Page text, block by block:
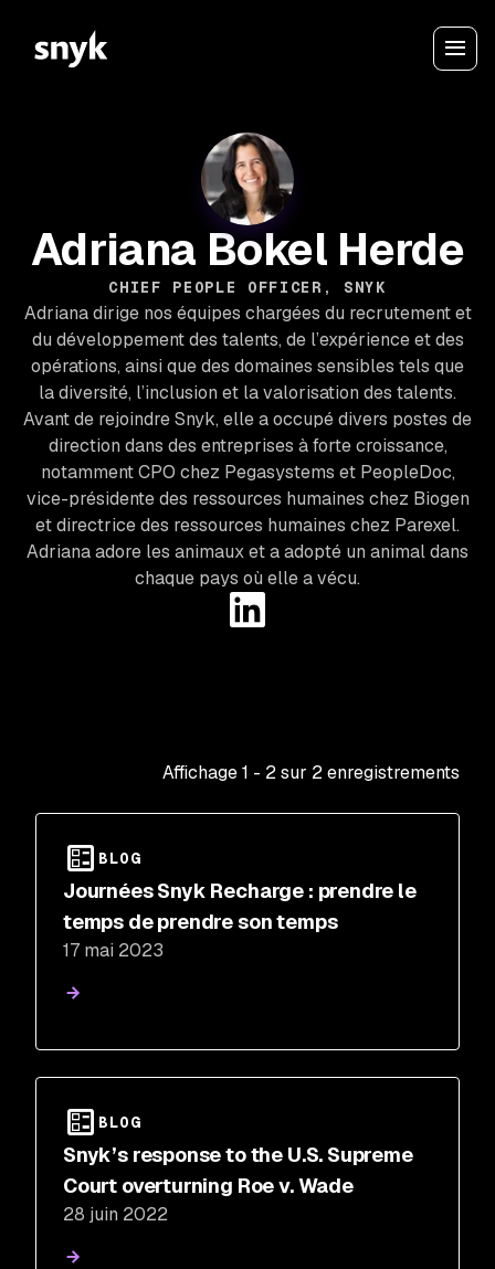
Adriana Bokel Herde
CHIEF PEOPLE OFFICER, SNYK
Adriana dirige nos équipes chargées du recrutement et
du développement des talents, de l’expérience et des
opérations, ainsi que des domaines sensibles tels que
la diversité, l’inclusion et la valorisation des talents.
Avant de rejoindre Snyk, elle a occupé divers postes de
direction dans des entreprises à forte croissance,
notamment CPO chez Pegasystems et PeopleDoc,
vice-présidente des ressources humaines chez Biogen
et directrice des ressources humaines chez Parexel.
Adriana adore les animaux et a adopté un animal dans
chaque pays où elle a vécu.
Affichage1 - 2sur 2enregistrements
BLOG
Journées Snyk Recharge : prendre le
temps de prendre son temps
17 mai 2023
BLOG
Snyk’s response to the U.S. Supreme
Court overturning Roe v. Wade
28 juin 2022